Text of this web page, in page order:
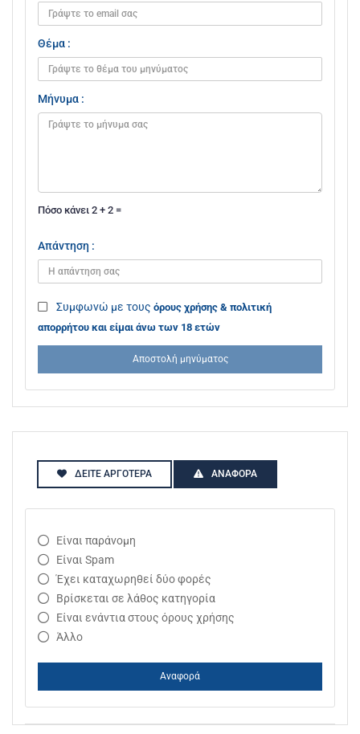
Θέμα :
Μήνυμα :
Πόσο κάνει 2 + 2 =
Απάντηση :
Συμφωνώ με τους όρους χρήσης & πολιτική
απορρήτου και είμαι άνω των 18 ετών
Αποστολή μηνύματος
ΔΕΊΤΕ ΑΡΓΌΤΕΡΑ ΑΝΑΦΟΡΆ
Είναι παράνομη
Είναι Spam
Έχει καταχωρηθεί δύο φορές
Βρίσκεται σε λάθος κατηγορία
Είναι ενάντια στους όρους χρήσης
Άλλο
Αναφορά